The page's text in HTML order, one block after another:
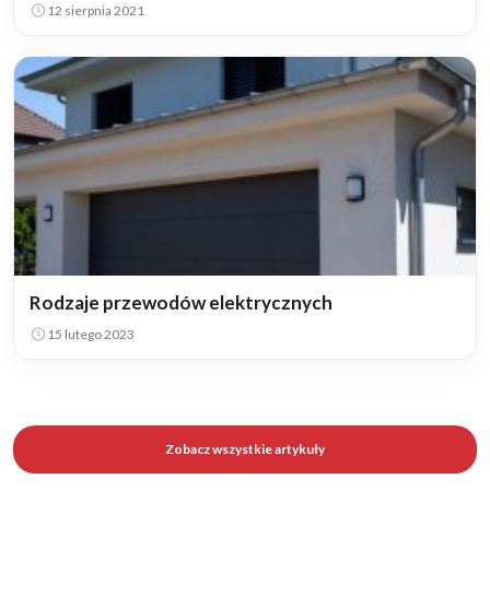
12 sierpnia 2021
Rodzaje przewodów elektrycznych
15 lutego 2023
Zobacz wszystkie artykuły